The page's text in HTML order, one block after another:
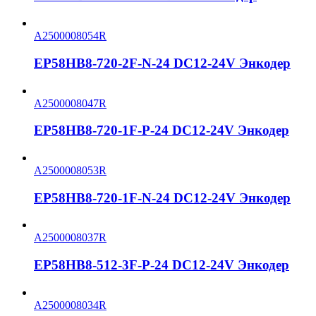
A2500008054R
EP58HB8-720-2F-N-24 DC12-24V Энкодер
A2500008047R
EP58HB8-720-1F-P-24 DC12-24V Энкодер
A2500008053R
EP58HB8-720-1F-N-24 DC12-24V Энкодер
A2500008037R
EP58HB8-512-3F-P-24 DC12-24V Энкодер
A2500008034R